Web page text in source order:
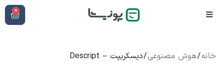
0
خانه/هوش مصنوعی/ دیسکریپت – Descript